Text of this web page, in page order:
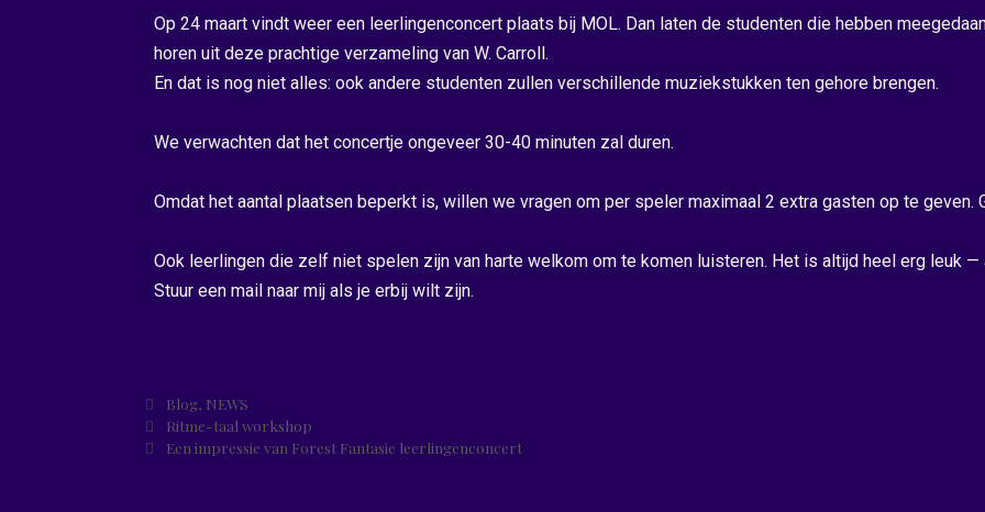
Op 24 maart vindt weer een leerlingenconcert plaats bij MOL. Dan laten de studenten die hebben
horen uit deze prachtige verzameling van W. Carroll.
En dat is nog niet alles: ook andere studenten zullen verschillende muziekstukken ten gehore brengen.
We verwachten dat het concertje ongeveer 30-40 minuten zal duren.
Omdat het aantal plaatsen beperkt is, willen we vragen om per speler maximaal 2 extra gasten op te geven.
Ook leerlingen die zelf niet spelen zijn van harte welkom om te komen luisteren. Het is altijd heel erg leuk
Stuur een mail naar mij als je erbij wilt zijn.
Blog, NEWS
Ritme-taal workshop
Een impressie van Forest Fantasie leerlingenconcert